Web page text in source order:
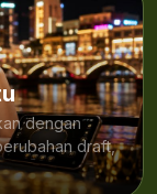
dengan
draft,